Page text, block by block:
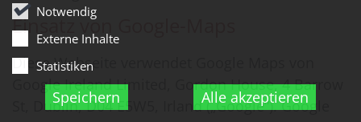
Notwendig
Externe Inhalte
Statistiken
Speichern Alle akzeptieren
Einsatz von Google-Maps
Diese Webseite verwendet Google Maps von
Google Ireland Limited, Gordon House, 4 Barrow
St, Dublin, D04 E5W5, Irland („Google“). Google